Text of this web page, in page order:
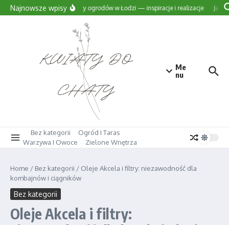
Przejdź do treści
Najnowsze wpisyProjekty ogrodów w Łodzi — inspiracje i realizacje Jak
Me
nu
Bez kategorii
Ogród I Taras
Warzywa I Owoce
Zielone Wnętrza
Home / Bez kategorii / Oleje Akcela i filtry: niezawodność dla
kombajnów i ciągników
Bez kategorii
Oleje Akcela i filtry: